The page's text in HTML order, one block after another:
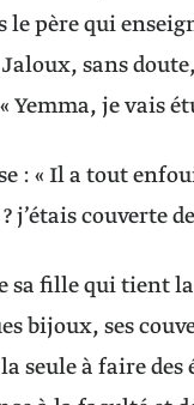
père qui
sans
je vais
: « Il a tout
couverte
sa fille qui tient
bijoux, ses
seule à faire